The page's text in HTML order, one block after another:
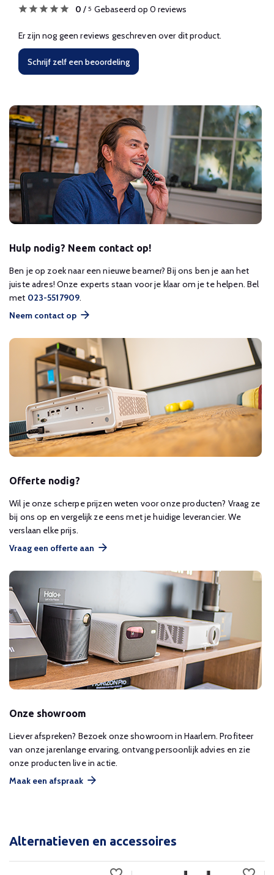
0 / 5 Gebaseerd op 0 reviews
Er zijn nog geen reviews geschreven over dit product.
Schrijf zelf een beoordeling
Hulp nodig? Neem contact op!
Ben je op zoek naar een nieuwe beamer? Bij ons ben je aan het
juiste adres! Onze experts staan voor je klaar om je te helpen. Bel
met 023-5517909.
Neem contact op
Offerte nodig?
Wil je onze scherpe prijzen weten voor onze producten? Vraag ze
bij ons op en vergelijk ze eens met je huidige leverancier. We
verslaan elke prijs.
Vraag een offerte aan
Onze showroom
Liever afspreken? Bezoek onze showroom in Haarlem. Profiteer
van onze jarenlange ervaring, ontvang persoonlijk advies en zie
onze producten live in actie.
Maak een afspraak
Alternatieven en accessoires